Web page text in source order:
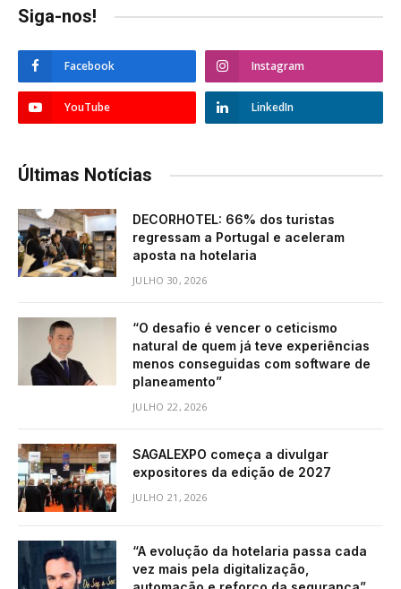
Siga-nos!
Facebook Instagram
YouTube LinkedIn
Últimas Notícias
DECORHOTEL: 66% dos turistas
regressam a Portugal e aceleram
aposta na hotelaria
JULHO 30, 2026
“O desafio é vencer o ceticismo
natural de quem já teve experiências
menos conseguidas com software de
planeamento”
JULHO 22, 2026
SAGALEXPO começa a divulgar
expositores da edição de 2027
JULHO 21, 2026
“A evolução da hotelaria passa cada
vez mais pela digitalização,